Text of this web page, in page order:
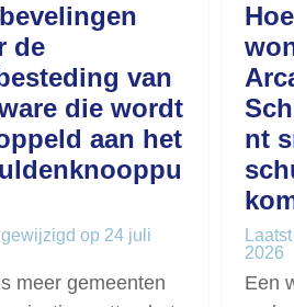
de
van
die wordt
aan het
gewijzigd op 24 juli
meer gemeenten
Hoe
nt
2026
Een